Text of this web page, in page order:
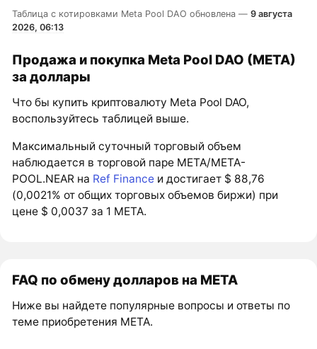
Таблица с котировками Meta Pool DAO обновлена —9 августа
2026, 06:13
Продажа и покупка Meta Pool DAO (META)
за доллары
Что бы купить криптовалюту Meta Pool DAO,
воспользуйтесь таблицей выше.
Максимальный суточный торговый объем
наблюдается в торговой паре META/META-
POOL.NEAR на Ref Finance и достигает $ 88,76
(0,0021% от общих торговых объемов биржи) при
цене $ 0,0037 за 1 META.
FAQ по обмену долларов на META
Ниже вы найдете популярные вопросы и ответы по
теме приобретения META.